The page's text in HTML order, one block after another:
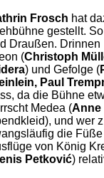
Frosch hat
gestellt.
Draußen.
(Christoph
) und Gefolge (
Paul
da die Bühne
Medea (Anne
und wer
die
von König
Petković)